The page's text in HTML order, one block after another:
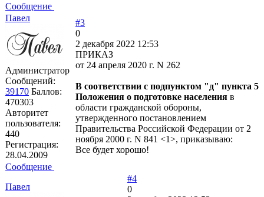
Сообщение
Павел
Администратор
Сообщений:
39170 Баллов:
470303
Авторитет
пользователя:
440
Регистрация:
28.04.2009
#3
0
2 декабря 2022 12:53
ПРИКАЗ
от 24 апреля 2020 г. N 262
В соответствии с подпунктом "д" пункта 5
Положения о подготовке населения в
области гражданской обороны,
утвержденного постановлением
Правительства Российской Федерации от 2
ноября 2000 г. N 841 <1>, приказываю:
Все будет хорошо!
Сообщение
Павел
#4
0